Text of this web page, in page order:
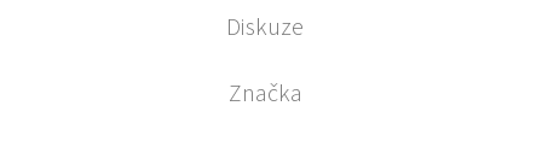
Diskuze
Značka